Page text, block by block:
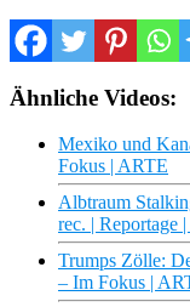
Ähnliche Videos:
Mexiko und
Fokus | ARTE
Albtraum
rec. | Reportage
Trumps Zölle:
– Im Fokus |